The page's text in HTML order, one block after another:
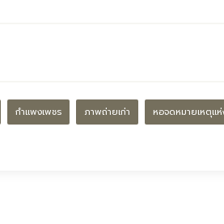
กำแพงเพชร ภาพถ่ายเก่า หอจดหมายเหตุแห่